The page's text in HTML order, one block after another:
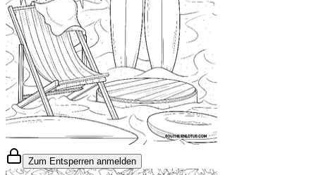
Zum Entsperren anmelden